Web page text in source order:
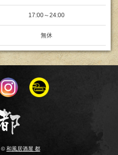
17:00～24:00
無休
© 和風居酒屋 都